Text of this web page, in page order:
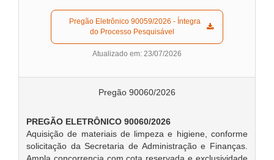
do Processo Pesquisável
Atualizado em: 23/07/2026
Pregão 90060/2026
PREGÃO ELETRÔNICO 90060/2026
Aquisição de materiais de limpeza e higiene, conforme
solicitação da Secretaria de Administração e Finanças.